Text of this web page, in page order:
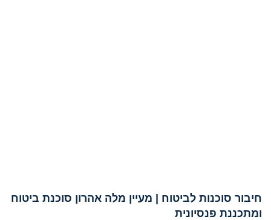
חיבור סוכנות לביטוח | מעיין מלה אהרון סוכנת ביטוח
ומתכננת פנסיונית